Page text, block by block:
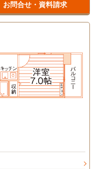
お問合せ・資料請求